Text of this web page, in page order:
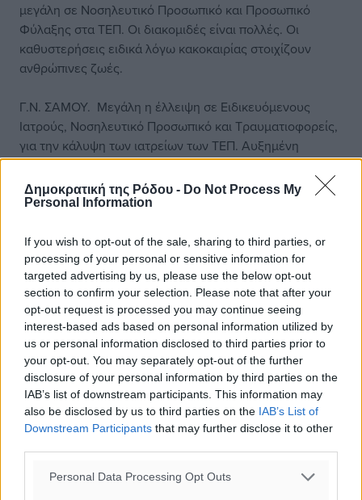
Δημοκρατική της Ρόδου - Do Not Process My
Personal Information
If you wish to opt-out of the sale, sharing to third parties, or
processing of your personal or sensitive information for
targeted advertising by us, please use the below opt-out
section to confirm your selection. Please note that after your
opt-out request is processed you may continue seeing
interest-based ads based on personal information utilized by
us or personal information disclosed to third parties prior to
your opt-out. You may separately opt-out of the further
disclosure of your personal information by third parties on the
IAB’s list of downstream participants. This information may
also be disclosed by us to third parties on the IAB’s List of
Downstream Participants that may further disclose it to other
Personal Data Processing Opt Outs
μεγάλη σε Νοσηλευτικό Προσωπικό και Προσωπικό
Φύλαξης στα ΤΕΠ. Οι διακομιδές είναι πολλές. Οι
καθυστερήσεις ειδικά λόγω κακοκαιρίας στοιχίζουν
ανθρώπινες ζωές.
Γ.Ν. ΣΑΜΟΥ. Μεγάλη η έλλειψη σε Ειδικευόμενους
Ιατρούς, Νοσηλευτικό Προσωπικό και Τραυματιοφορείς,
για την κάλυψη των ιατρείων των ΤΕΠ. Αυξημένη
ζήτηση λόγω κάλυψης των προσφύγων. Απουσία Ιατρών
Ειδικοτήτων, έλλειψη Ιατροτεχνολογικού εξοπλισμού.
λειτουργία των ΤΕΠ – στις 3 Νοεμβρίου 2016
Επαγγελματίας Υγείας που έκανε διαλογή των
περιστατικών, γρονθοκοπήθηκε από ασθενή. Στα
ορθοπεδικά περιστατικά η αναμονή ξεπερνά τις τρεις
ώρες. Διακομιδές αιμορραγικών περιστατικών και άλλων
εκτάκτων σοβαρών περιστατικών προς εφημερεύοντα
Νοσοκομεία των Αθηνών, επειδή δεν λειτουργεί ο
αξονικός όλο το εικοσιτετράωρο. Λείπουν ειδικευμένοι
Ιατροί.
ΠΑΝΕΠΙΣΤΗΜΙΑΚΟ ΝΟΣΟΚΟΜΕΙΟ ΛΑΡΙΣΑΣ. Μεγάλη
έλλειψη Ιατρικού και Νοσηλευτικού Προσωπικού αλλά
και σε εξοπλισμό όπως μόνιτορ, οξύμετρα, πιεσόμετρα